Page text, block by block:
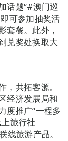
话题“#澳门巡
可参加抽奖活
套餐。此外，
兑奖处换取大
共拓客源。
经济发展局和
度推广“一程多
旅行社
线旅游产品。